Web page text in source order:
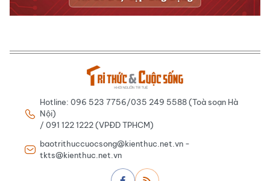
Hotline: 096 523 7756/035 249 5588 (Toà soạn Hà
Nội)
/ 091 122 1222 (VPĐD TPHCM)
baotrithuccuocsong@kienthuc.net.vn -
tkts@kienthuc.net.vn